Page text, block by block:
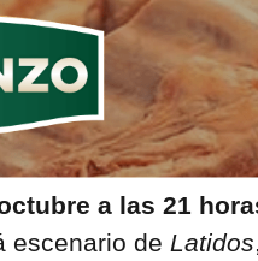
a las 21
escenario de Latidos